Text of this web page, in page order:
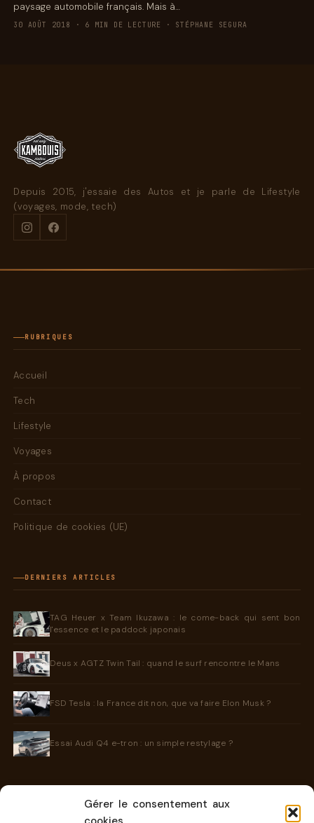
Gérer le consentement aux
paysage automobile français. Mais à…
30 AOÛT 2018 · 6 MIN DE LECTURE · STÉPHANE SEGURA
Depuis 2015, j'essaie des Autos et je parle de Lifestyle
(voyages, mode, tech)
RUBRIQUES
Accueil
Tech
Lifestyle
Voyages
À propos
Contact
Politique de cookies (UE)
DERNIERS ARTICLES
TAG Heuer x Team Ikuzawa : le come-back qui sent bon
l'essence et le paddock japonais
Deus x AGTZ Twin Tail : quand le surf rencontre le Mans
FSD Tesla : la France dit non, que va faire Elon Musk ?
Essai Audi Q4 e-tron : un simple restylage ?
INFORMATIONS